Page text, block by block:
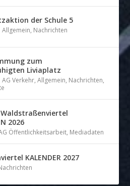
der Schule 5
Allgemein, Nachrichten
zum
Liviaplatz
AG Verkehr,Allgemein, Nachrichten,
2026
Öffentlichkeitsarbeit, Mediadaten
KALENDER 2027